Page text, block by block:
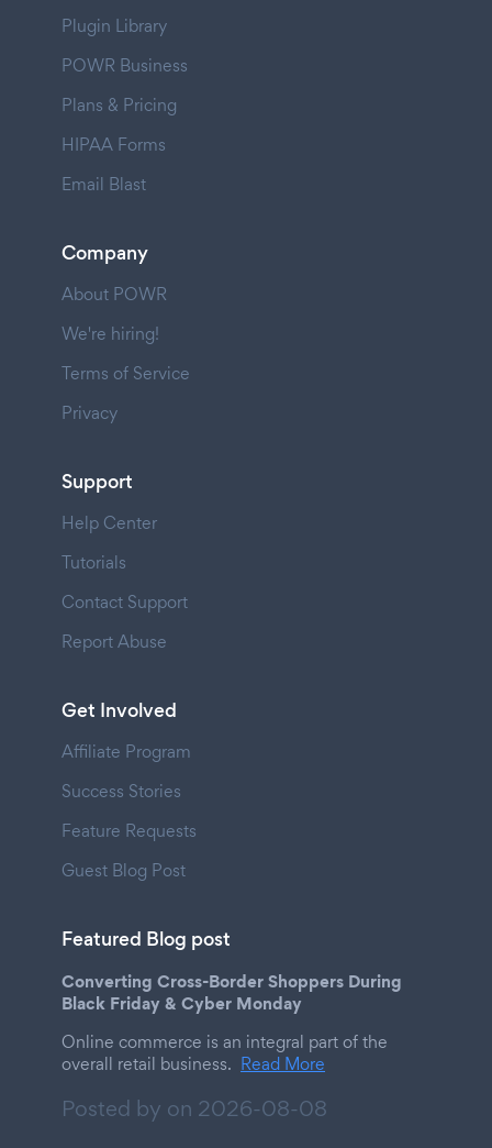
Plugin Library
POWR Business
Plans & Pricing
HIPAA Forms
Email Blast
Company
About POWR
We're hiring!
Terms of Service
Privacy
Support
Help Center
Tutorials
Contact Support
Report Abuse
Get Involved
Affiliate Program
Success Stories
Feature Requests
Guest Blog Post
Featured Blog post
Converting Cross-Border Shoppers During
Black Friday & Cyber Monday
Online commerce is an integral part of the
overall retail business. Read More
Posted by on 2026-08-08